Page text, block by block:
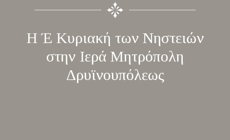
Η Έ Κυριακή των Νηστειών
στην Ιερά Μητρόπολη
Δρυϊνουπόλεως